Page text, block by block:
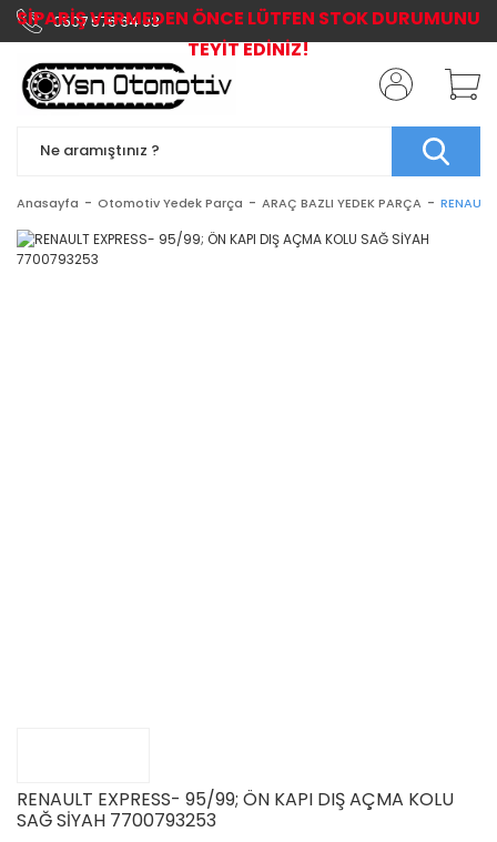
0507 576 64 03
Anasayfa Otomotiv Yedek Parça ARAÇ BAZLI YEDEK PARÇA
RENAULT EXPRESS- 95/99; ÖN KAPI DIŞ AÇMA KOLU
SAĞ SİYAH 7700793253
SİPARİŞ VERMEDEN ÖNCE LÜTFEN STOK DURUMUNU
TEYİT EDİNİZ!